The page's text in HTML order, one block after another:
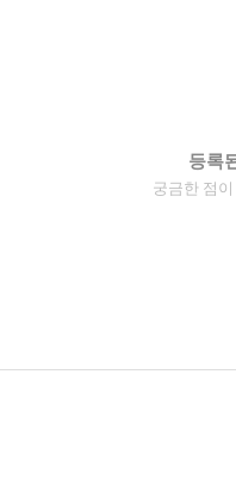
등록
궁금한 점